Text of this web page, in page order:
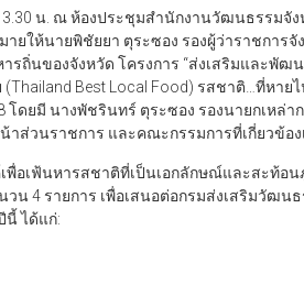
น. ณ ห้องประชุมสำนักงานวัฒนธรรมจั
ายให้นายพิชัยยา ตุระซอง รองผู้ว่าราชการจั
รถิ่นของจังหวัด โครงการ “ส่งเสริมและพัฒ
Best Local Food) รสชาติ…ที่หายไ
โดยมี นางพัชรินทร์ ตุระซอง รองนายกเหล่
าส่วนราชการ และคณะกรรมการที่เกี่ยวข้อ
พื่อเฟ้นหารสชาติที่เป็นเอกลักษณ์และสะท้
น 4 รายการ เพื่อเสนอต่อกรมส่งเสริมวัฒนธ
นี้ ได้แก่: